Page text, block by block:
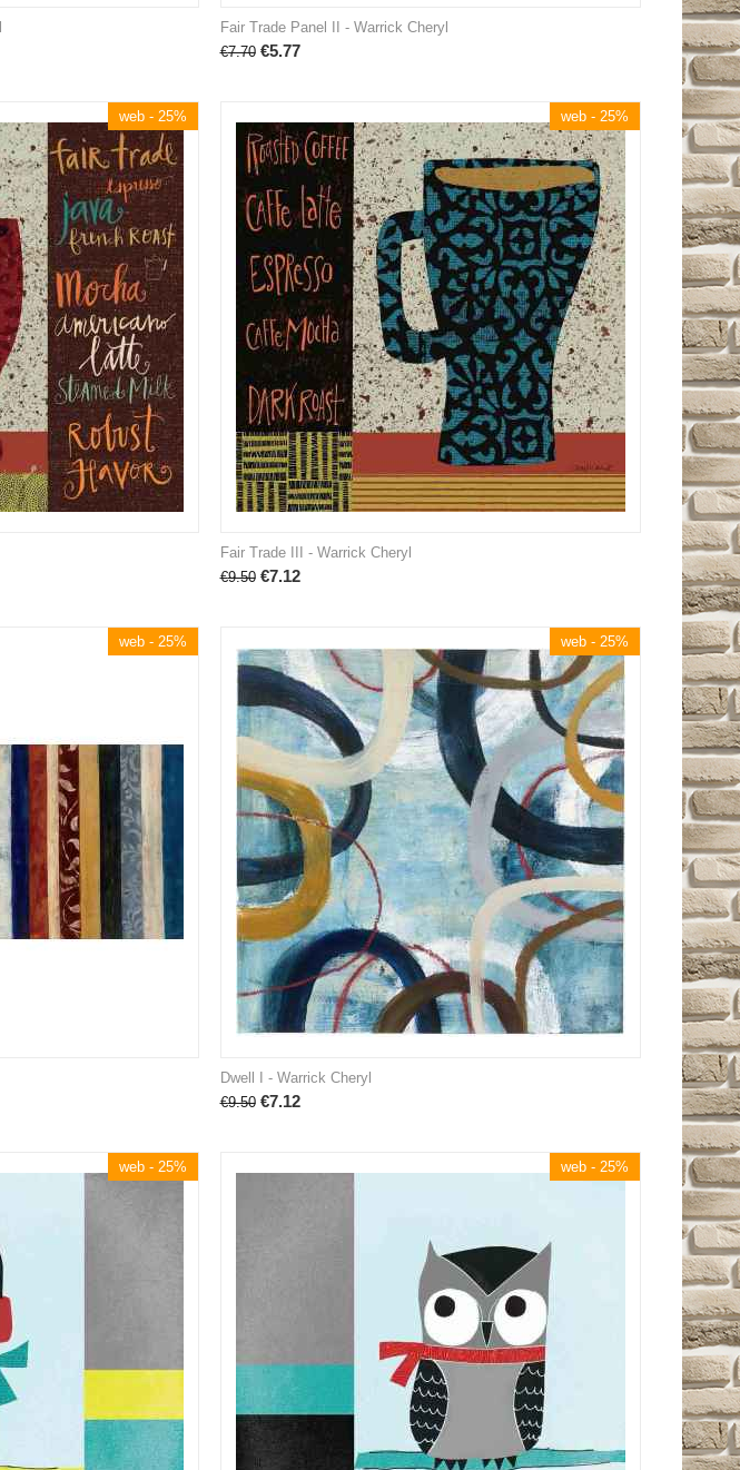
Fair Trade Panel II - Warrick Cheryl
€7.70 €5.77
web - 25% web - 25%
Fair Trade III - Warrick Cheryl
€9.50 €7.12
web - 25% web - 25%
Dwell I - Warrick Cheryl
€9.50 €7.12
web - 25% web - 25%